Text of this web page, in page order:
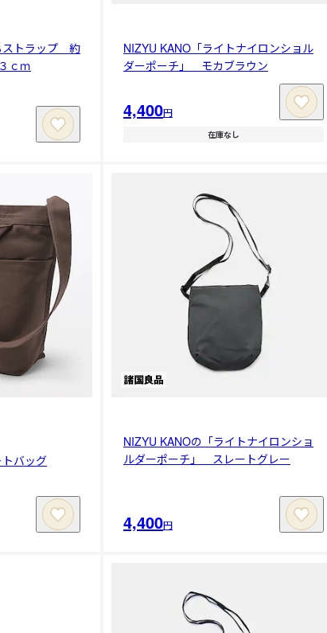
ストラップ 約
ｃｍ
NIZYU KANO「ライトナイロンショル
ダーポーチ」 モカブラウン
4,400円
在庫なし
バッグ
NIZYU KANOの「ライトナイロンショ
ルダーポーチ」 スレートグレー
4,400円